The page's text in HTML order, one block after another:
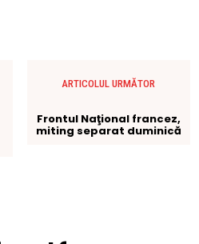
ARTICOLUL URMĂTOR
Frontul Naţional francez,
miting separat duminică